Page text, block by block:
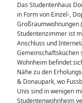
Das Studentenhaus
in Form von Einzel-,
Großraumwohnungen
Studentenzimmer ist
Anschluss und
Gemeinschaftsküchen
Wohnheim befindet
Nähe zu den
& Donaupark, wo
Unis sind in wenigen
Studentenwohnheim